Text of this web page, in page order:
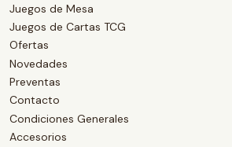
Juegos de Mesa
Juegos de Cartas TCG
Ofertas
Novedades
Preventas
Contacto
Condiciones Generales
Accesorios